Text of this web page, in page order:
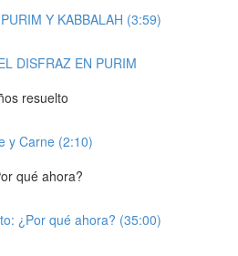
Y KABBALAH (3:59)
DISFRAZ EN PURIM
resuelto
y Carne (2:10)
qué ahora?
¿Por qué ahora? (35:00)